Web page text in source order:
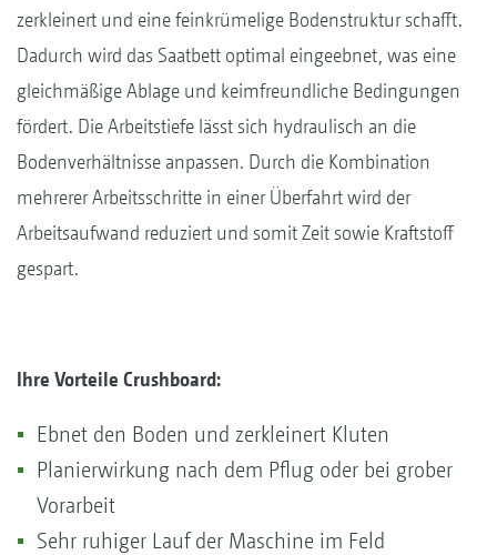
zerkleinert und eine feinkrümelige Bodenstruktur schafft.
Dadurch wird das Saatbett optimal eingeebnet, was eine
gleichmäßige Ablage und keimfreundliche Bedingungen
fördert. Die Arbeitstiefe lässt sich hydraulisch an die
Bodenverhältnisse anpassen. Durch die Kombination
mehrerer Arbeitsschritte in einer Überfahrt wird der
Arbeitsaufwand reduziert und somit Zeit sowie Kraftstoff
gespart.
Ihre Vorteile Crushboard:
Ebnet den Boden und zerkleinert Kluten
Planierwirkung nach dem Pflug oder bei grober
Vorarbeit
Sehr ruhiger Lauf der Maschine im Feld